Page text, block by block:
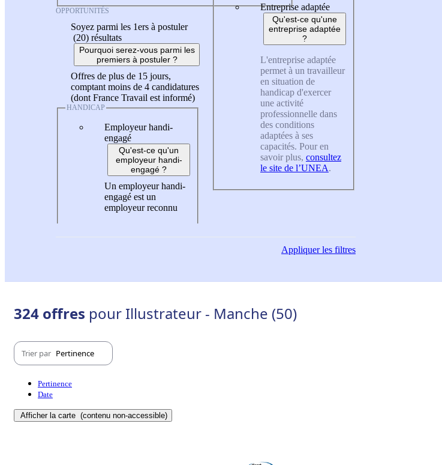
OPPORTUNITÉS
Soyez parmi les 1ers à postuler
(20) résultats
Pourquoi serez-vous parmi les
premiers à postuler ?
Offres de plus de 15 jours,
comptant moins de 4 candidatures
(dont France Travail est informé)
HANDICAP
Employeur handi-
engagé
Qu'est-ce qu'un
employeur handi-
engagé ?
Un employeur handi-
engagé est un
employeur reconnu
Entreprise adaptée
Qu'est-ce qu'une
entreprise adaptée
?
L'entreprise adaptée
permet à un travailleur
en situation de
handicap d'exercer
une activité
professionnelle dans
des conditions
adaptées à ses
capacités. Pour en
savoir plus, consultez
le site de l’UNEA.
Appliquerles filtres
324 offres pour Illustrateur - Manche (50)
Trier par Pertinence
Pertinence
Date
Afficher la carte (contenu non-accessible)